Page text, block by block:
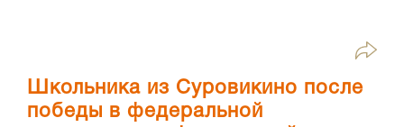
Школьника из Суровикино после
победы в федеральной